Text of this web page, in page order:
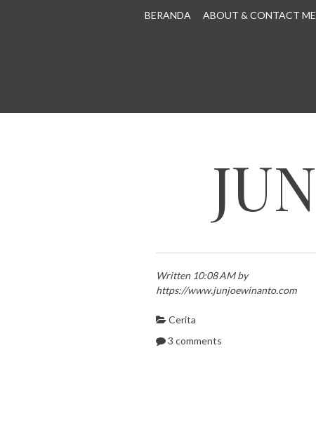
BERANDA ABOUT & CONTACT ME
Written 10:08 AM by
https://www.junjoewinanto.com
Cerita
3 comments